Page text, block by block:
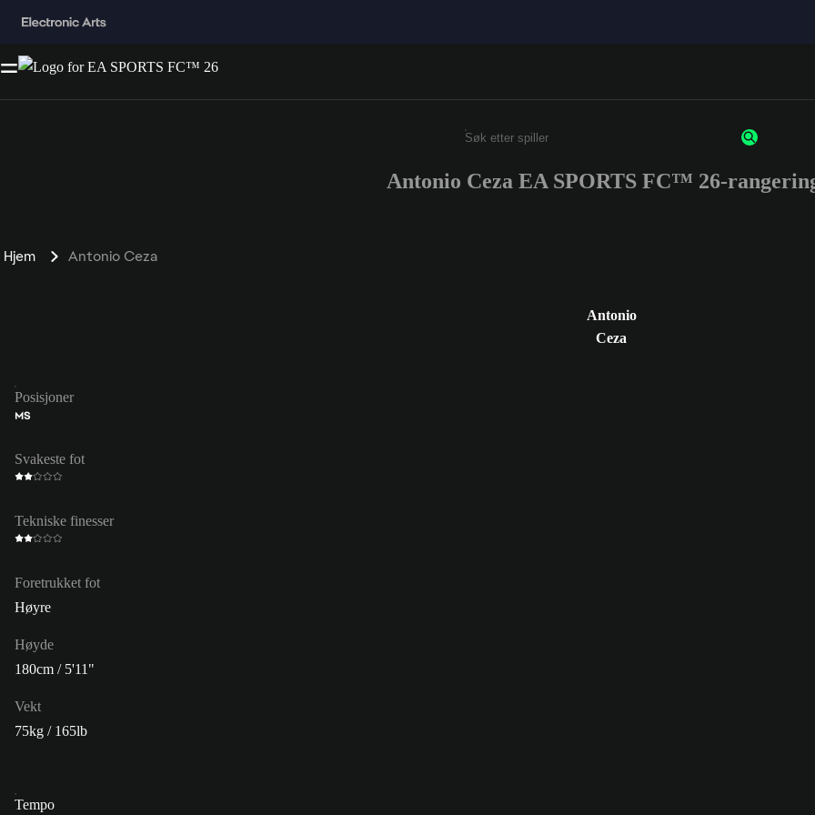
Enter a minimum of 3 characters or numbers
Antonio Ceza EA SPORTS FC™ 26-
Hjem Antonio Ceza
Antonio
Ceza
Posisjoner
MS
Svakeste fot
Tekniske finesser
Foretrukket fot
Høyre
Høyde
180cm / 5'11"
Vekt
75kg / 165lb
Tempo